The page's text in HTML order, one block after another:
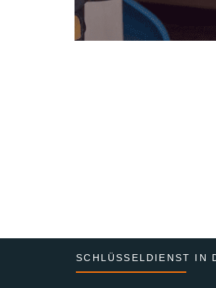
SCHLÜSSELDIENST IN